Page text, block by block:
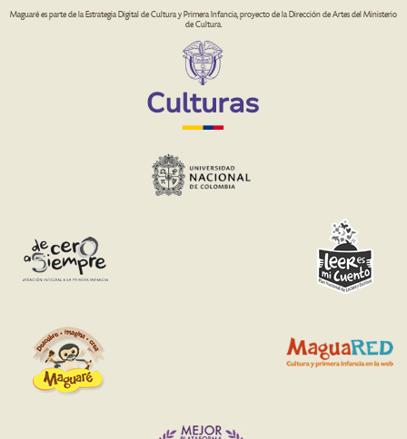
Maguaré es parte de la Estrategia Digital de Cultura y Primera Infancia, proyecto de la Dirección de Artes del Ministerio
de Cultura.